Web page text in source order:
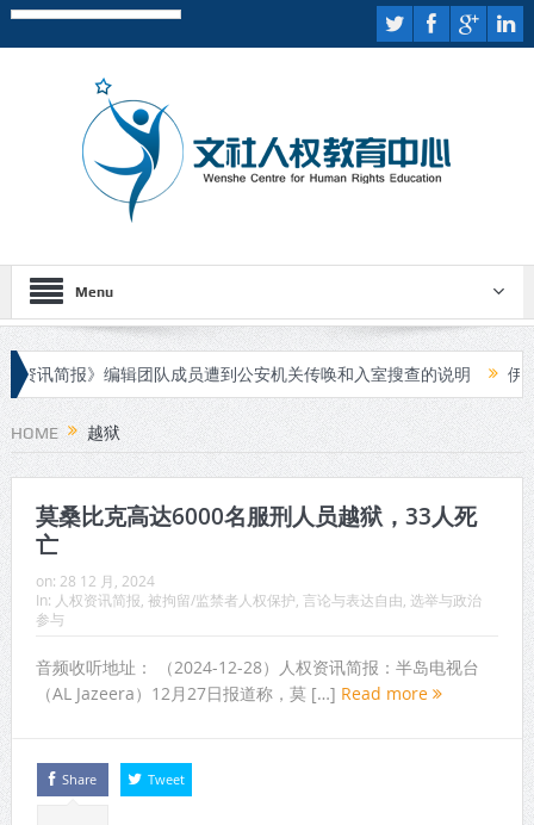
Menu
讯简报》编辑团队成员遭到公安机关传唤和入室搜查的说明 伊斯
行庭审
HOME 越狱
莫桑比克高达6000名服刑人员越狱，33人死
亡
on: 28 12 月, 2024
In: 人权资讯简报 被拘留/监禁者人权保护 言论与表达自由 选举与政治
参与
音频收听地址： （2024-12-28）人权资讯简报：半岛电视台
（AL Jazeera）12月27日报道称，莫 […] Read more
Share Tweet